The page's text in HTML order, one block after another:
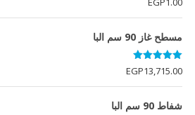
5.00
من 5
مسطح غاز 90 سم البا
تم التقييم
5.00من 5 EGP13,715.00
شفاط 90 سم البا